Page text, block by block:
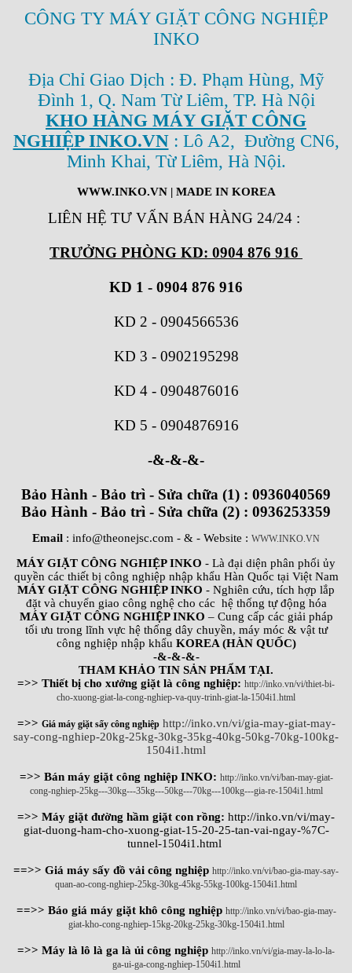
CÔNG TY MÁY GIẶT CÔNG NGHIỆP
INKO
Địa Chỉ Giao Dịch : Đ. Phạm Hùng, Mỹ
Đình 1, Q. Nam Từ Liêm, TP. Hà Nội
KHO HÀNG MÁY GIẶT CÔNG
NGHIỆP INKO.VN: Lô A2, Đường CN6,
Minh Khai, Từ Liêm, Hà Nội.
WWW.INKO.VN| MADE IN KOREA
LIÊN HỆ TƯ VẤN BÁN HÀNG 24/24 :
TRƯỞNG PHÒNG KD: 0904 876 916
KD 1 - 0904 876 916
KD 2 - 0904566536
KD 3 - 0902195298
KD 4 - 0904876016
KD 5 - 0904876916
-&-&-&-
Bảo Hành - Bảo trì - Sửa chữa (1) : 0936040569
Bảo Hành - Bảo trì - Sửa chữa (2) : 0936253359
Email : info@theonejsc.com - & - Website : WWW.INKO.VN
MÁY GIẶT CÔNG NGHIỆP INKO - Là đại diện phân phối ủy
quyền các thiết bị công nghiệp nhập khẩu Hàn Quốc tại Việt Nam
MÁY GIẶT CÔNG NGHIỆP INKO - Nghiên cứu, tích hợp lắp
đặt và chuyển giao công nghệ cho các hệ thống tự động hóa
MÁY GIẶT CÔNG NGHIỆP INKO – Cung cấp các giải pháp
tối ưu trong lĩnh vực hệ thống dây chuyền, máy móc & vật tư
công nghiệp nhập khẩu KOREA (HÀN QUỐC)
-&-&-&-
THAM KHẢO TIN SẢN PHẨM TẠI.
=>> Thiết bị cho xưởng giặt là công nghiệp: http://inko.vn/vi/thiet-bi-
cho-xuong-giat-la-cong-nghiep-va-quy-trinh-giat-la-1504i1.html
=>> Giá máy giặt sấy công nghiệp http://inko.vn/vi/gia-may-giat-may-
say-cong-nghiep-20kg-25kg-30kg-35kg-40kg-50kg-70kg-100kg-
1504i1.html
=>> Bán máy giặt công nghiệp INKO: http://inko.vn/vi/ban-may-giat-
cong-nghiep-25kg---30kg---35kg---50kg---70kg---100kg---gia-re-1504i1.html
=>> Máy giặt đường hầm giặt con rồng: http://inko.vn/vi/may-
giat-duong-ham-cho-xuong-giat-15-20-25-tan-vai-ngay-%7C-
tunnel-1504i1.html
==>> Giá máy sấy đồ vải công nghiệp http://inko.vn/vi/bao-gia-may-say-
quan-ao-cong-nghiep-25kg-30kg-45kg-55kg-100kg-1504i1.html
==>> Báo giá máy giặt khô công nghiệp http://inko.vn/vi/bao-gia-may-
giat-kho-cong-nghiep-15kg-20kg-25kg-30kg-1504i1.html
=>> Máy là lô là ga là ủi công nghiệp http://inko.vn/vi/gia-may-la-lo-la-
ga-ui-ga-cong-nghiep-1504i1.html